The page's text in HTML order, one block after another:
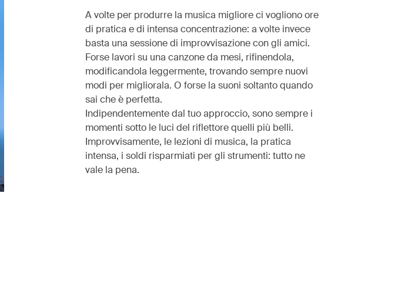
A volte per produrre la musica migliore ci vogliono ore
di pratica e di intensa concentrazione: a volte invece
basta una sessione di improvvisazione con gli amici.
Forse lavori su una canzone da mesi, rifinendola,
modificandola leggermente, trovando sempre nuovi
modi per migliorala. O forse la suoni soltanto quando
sai che è perfetta.
Indipendentemente dal tuo approccio, sono sempre i
momenti sotto le luci del riflettore quelli più belli.
Improvvisamente, le lezioni di musica, la pratica
intensa, i soldi risparmiati per gli strumenti: tutto ne
vale la pena.